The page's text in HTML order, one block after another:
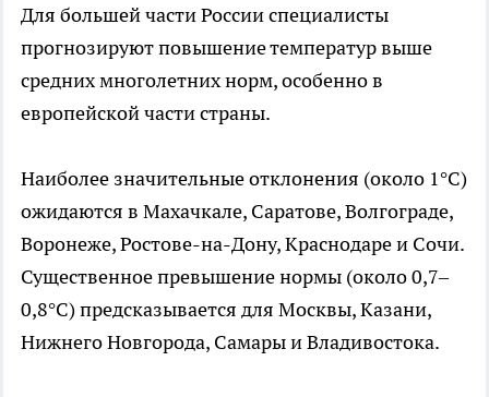
Для большей части России специалисты
прогнозируют повышение температур выше
средних многолетних норм, особенно в
европейской части страны.
Наиболее значительные отклонения (около 1°С)
ожидаются в Махачкале, Саратове, Волгограде,
Воронеже, Ростове-на-Дону, Краснодаре и Сочи.
Существенное превышение нормы (около 0,7–
0,8°С) предсказывается для Москвы, Казани,
Нижнего Новгорода, Самары и Владивостока.